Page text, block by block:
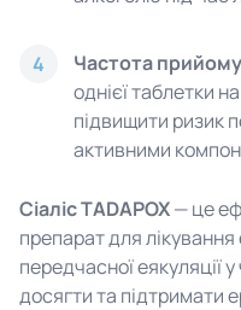
4 Частота прийому
однієї таблетки
підвищити ризик
активними
Сіаліс TADAPOX— це
препарат для лікування
передчасної еякуляції
досягти та підтримати